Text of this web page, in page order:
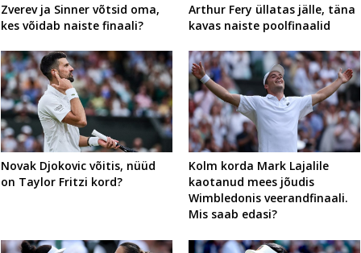
Zverev ja Sinner võtsid oma,
kes võidab naiste finaali?
Arthur Fery üllatas jälle, täna
kavas naiste poolfinaalid
Novak Djokovic võitis, nüüd
on Taylor Fritzi kord?
Kolm korda Mark Lajalile
kaotanud mees jõudis
Wimbledonis veerandfinaali.
Mis saab edasi?